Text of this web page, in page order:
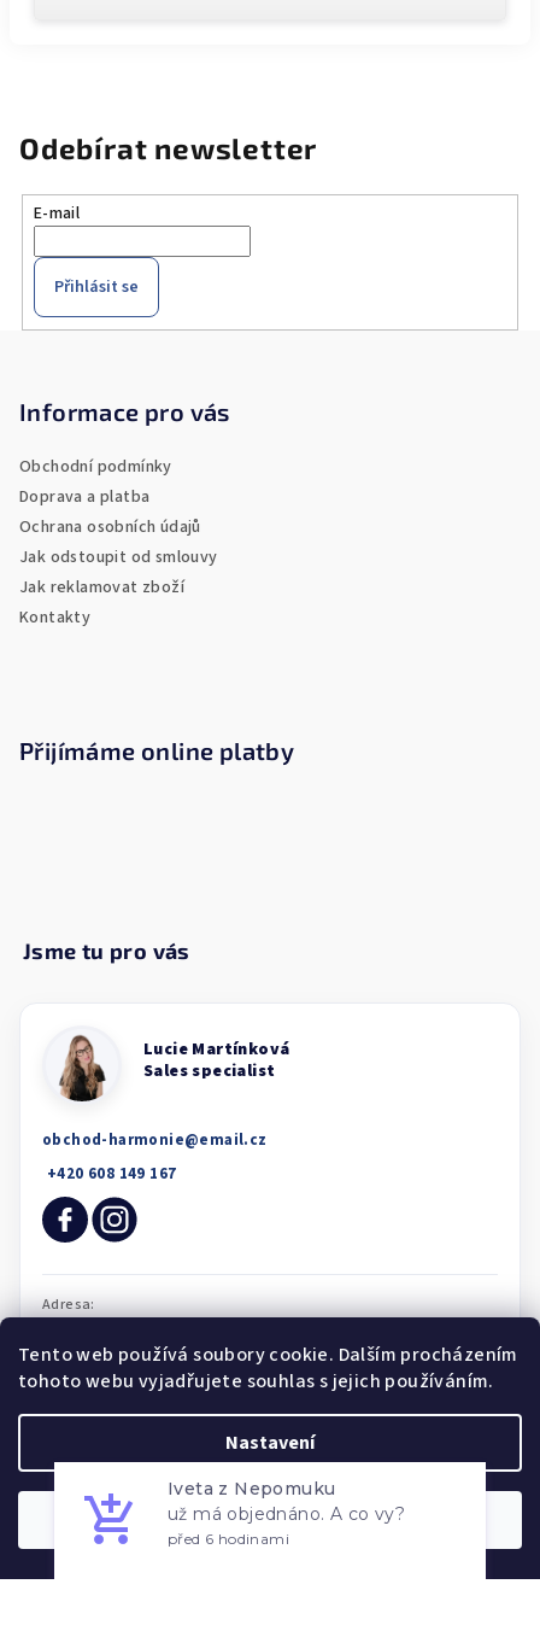
Tento web používá soubory cookie. Dalším procházením
tohoto webu vyjadřujete souhlas s jejich používáním.
Nastavení
Souhlasím
Odebírat newsletter
E-mail
Přihlásit se
Informace pro vás
Obchodní podmínky
Doprava a platba
Ochrana osobních údajů
Jak odstoupit od smlouvy
Jak reklamovat zboží
Kontakty
Přijímáme online platby
obchod-harmonie@email.cz
Iveta z Nepomuku
už má objednáno. A co vy?
před 6 hodinami